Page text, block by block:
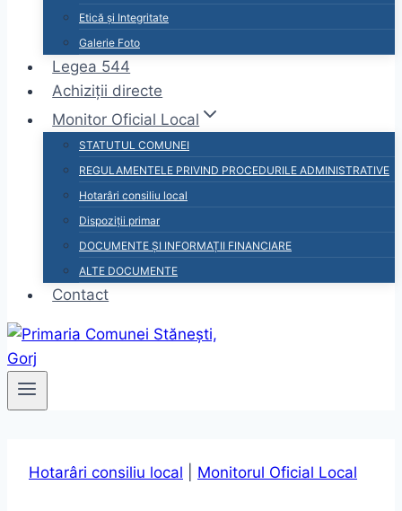
Etică și Integritate
Galerie Foto
Legea 544
Achiziții directe
Monitor Oficial Local
STATUTUL COMUNEI
REGULAMENTELE PRIVIND PROCEDURILE ADMINISTRATIVE
Hotarâri consiliu local
Dispoziții primar
DOCUMENTE ȘI INFORMAȚII FINANCIARE
ALTE DOCUMENTE
Contact
Hotarâri consiliu local Monitorul Oficial Local